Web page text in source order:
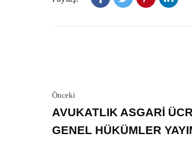
Önceki
AVUKATLIK ASGARİ
GENEL HÜKÜMLER